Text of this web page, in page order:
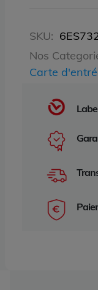
SKU:
Nos
Carte